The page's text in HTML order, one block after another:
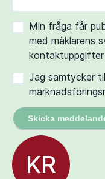
Min fråga får
med mäklarens
kontaktuppgifter
Jag samtycker
Skicka
KR